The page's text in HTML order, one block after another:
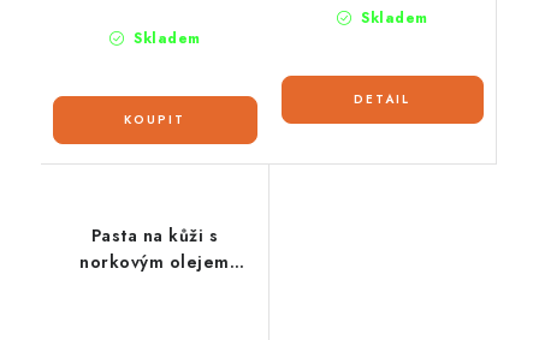
Skladem
Skladem
Pasta na kůži s
norkovým olejem